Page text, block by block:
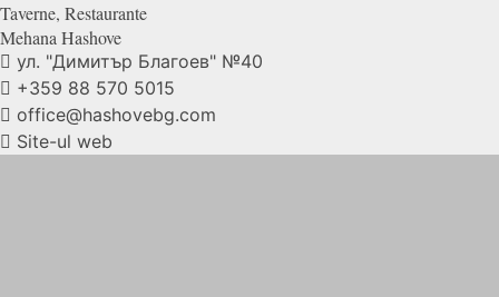
Taverne, Restaurante
Mehana Hashove
ул. "Димитър Благоев" №40
+359 88 570 5015
office@hashovebg.com
Site-ul web